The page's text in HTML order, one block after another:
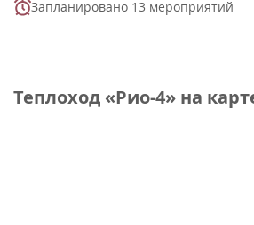
Запланировано 13 мероприятий
Теплоход «Рио-4» на